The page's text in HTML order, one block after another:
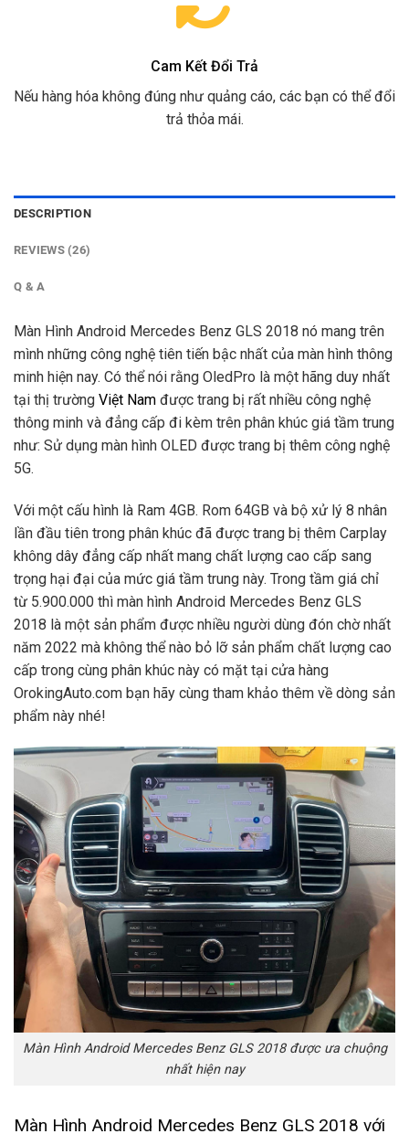
Cam Kết Đổi Trả
Nếu hàng hóa không đúng như quảng cáo, các bạn có thể đổi
trả thỏa mái.
DESCRIPTION
REVIEWS (26)
Q & A
Màn Hình Android Mercedes Benz GLS 2018 nó mang trên
mình những công nghệ tiên tiến bậc nhất của màn hình thông
minh hiện nay. Có thể nói rằng OledPro là một hãng duy nhất
tại thị trường Việt Nam được trang bị rất nhiều công nghệ
thông minh và đẳng cấp đi kèm trên phân khúc giá tầm trung
như: Sử dụng màn hình OLED được trang bị thêm công nghệ
5G.
Với một cấu hình là Ram 4GB. Rom 64GB và bộ xử lý 8 nhân
lần đầu tiên trong phân khúc đã được trang bị thêm Carplay
không dây đẳng cấp nhất mang chất lượng cao cấp sang
trọng hại đại của mức giá tầm trung này. Trong tầm giá chỉ
từ 5.900.000 thì màn hình Android Mercedes Benz GLS
2018 là một sản phẩm được nhiều người dùng đón chờ nhất
năm 2022 mà không thể nào bỏ lỡ sản phẩm chất lượng cao
cấp trong cùng phân khúc này có mặt tại cửa hàng
OrokingAuto.com bạn hãy cùng tham khảo thêm về dòng sản
phẩm này nhé!
Màn Hình Android Mercedes Benz GLS 2018 được ưa chuộng
nhất hiện nay
Màn Hình Android Mercedes Benz GLS 2018 với